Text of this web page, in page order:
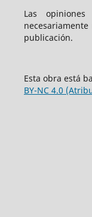
Las
publicación.
Esta obra está
BY-NC 4.0